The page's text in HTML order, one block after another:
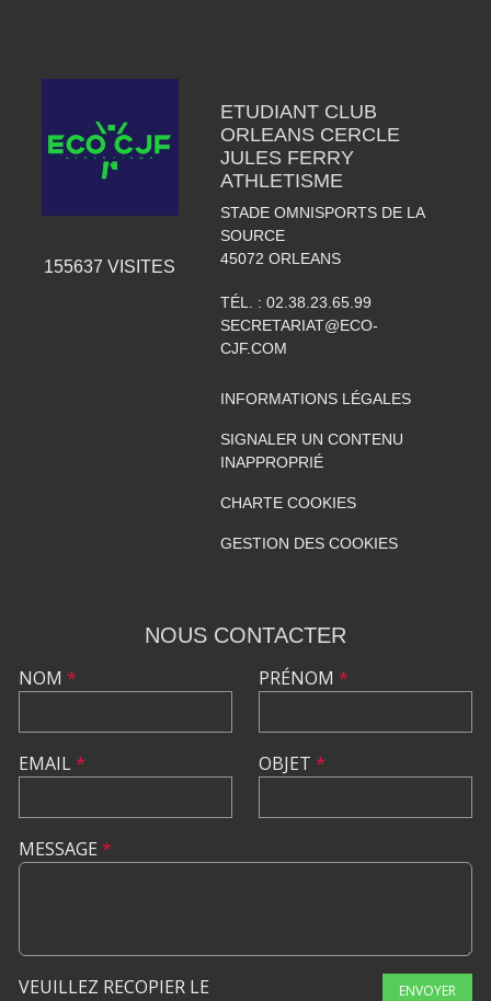
155637 VISITES
ETUDIANT CLUB
ORLEANS CERCLE
JULES FERRY
ATHLETISME
STADE OMNISPORTS DE LA
SOURCE
45072 ORLEANS
TÉL. : 02.38.23.65.99
SECRETARIAT@ECO-
CJF.COM
INFORMATIONS LÉGALES
SIGNALER UN CONTENU
INAPPROPRIÉ
CHARTE COOKIES
GESTION DES COOKIES
NOUS CONTACTER
NOM *
EMAIL*
PRÉNOM *
OBJET *
MESSAGE *
VEUILLEZ RECOPIER LE
ENVOYER